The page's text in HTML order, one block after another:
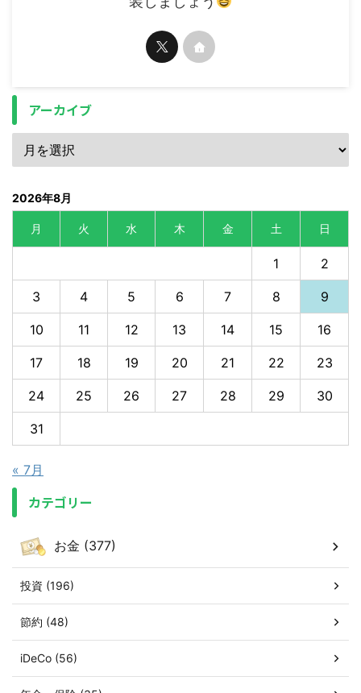
アーカイブ
2026年8月
月 火 水 木 金 土 日
1 2
3 4 5 6 7 8 9
10 11 12 13 14 15 16
17 18 19 20 21 22 23
24 25 26 27 28 29 30
31
« 7月
カテゴリー
お金 (377)
投資 (196)
節約 (48)
iDeCo (56)